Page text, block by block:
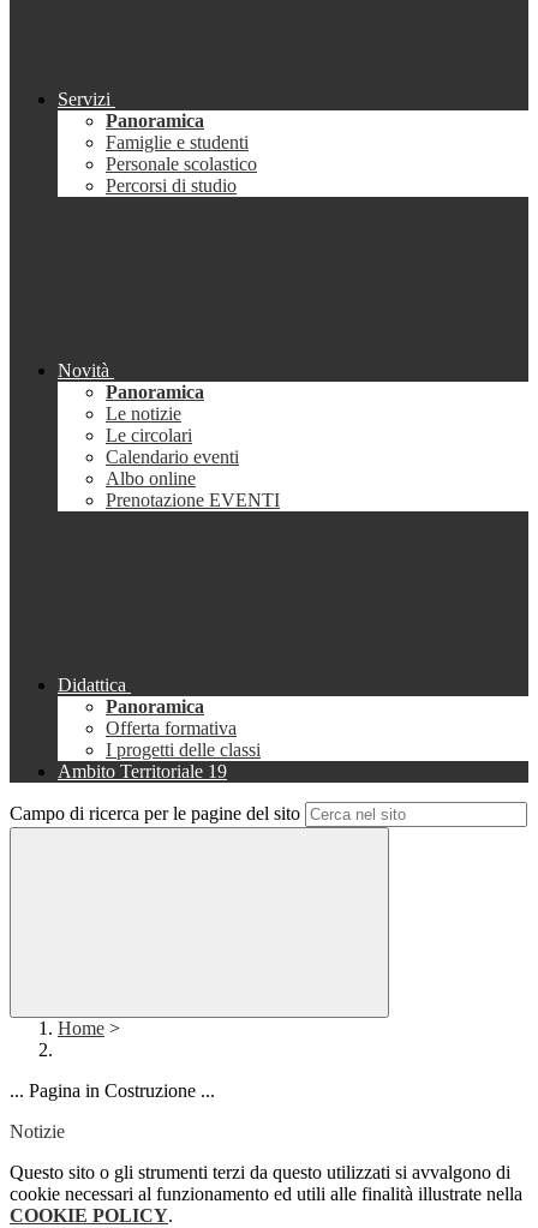
Servizi
Panoramica
Famiglie e studenti
Personale scolastico
Percorsi di studio
Novità
Panoramica
Le notizie
Le circolari
Calendario eventi
Albo online
Prenotazione EVENTI
Didattica
Panoramica
Offerta formativa
I progetti delle classi
Ambito Territoriale 19
Campo di ricerca per le pagine del sito
Home >
... Pagina in Costruzione ...
Notizie
Questo sito o gli strumenti terzi da questo utilizzati si avvalgono di
cookie necessari al funzionamento ed utili alle finalità illustrate nella
COOKIE POLICY.